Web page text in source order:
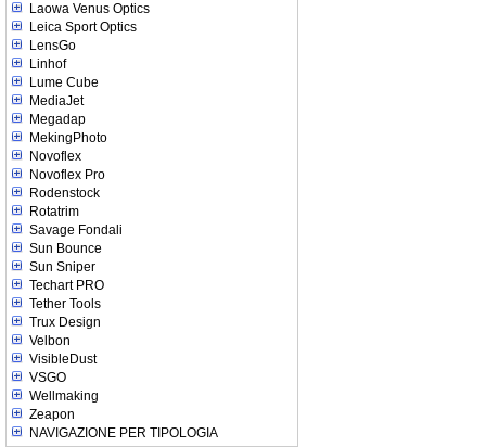
Laowa Venus Optics
Leica Sport Optics
LensGo
Linhof
Lume Cube
MediaJet
Megadap
MekingPhoto
Novoflex
Novoflex Pro
Rodenstock
Rotatrim
Savage Fondali
Sun Bounce
Sun Sniper
Techart PRO
Tether Tools
Trux Design
Velbon
VisibleDust
VSGO
Wellmaking
Zeapon
NAVIGAZIONE PER TIPOLOGIA